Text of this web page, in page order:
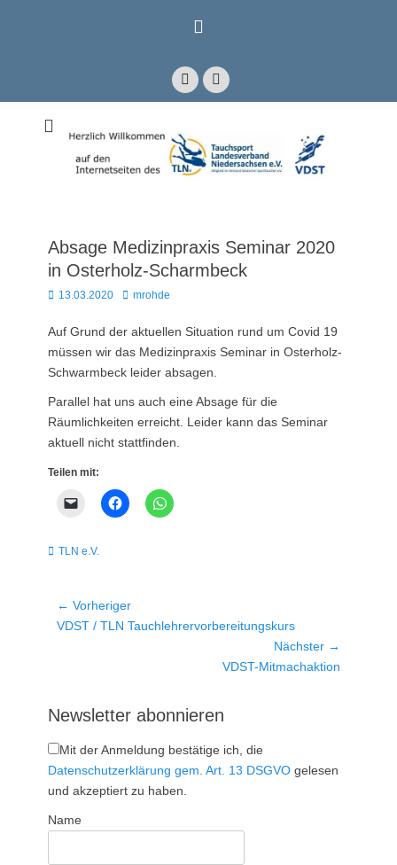
FacebookE-
Mail
Tauchsport
Landesverband
Absage Medizinpraxis Seminar 2020
in Osterholz-Scharmbeck
Posted
13.03.2020 Autor
mrohde
Auf Grund der aktuellen Situation rund um Covid 19
müssen wir das Medizinpraxis Seminar in Osterholz-
Schwarmbeck leider absagen.
Parallel hat uns auch eine Absage für die
Räumlichkeiten erreicht. Leider kann das Seminar
aktuell nicht stattfinden.
Teilen mit:
Kategorien
TLN e.V.
Beitragsnavigation
← Vorheriger
Vorheriger
VDST / TLN Tauchlehrervorbereitungskurs
Nächster →
VDST-Mitmachaktion
Newsletter abonnieren
Mit der Anmeldung bestätige ich, die
Datenschutzerklärung gem. Art. 13 DSGVO gelesen
und akzeptiert zu haben.
Name